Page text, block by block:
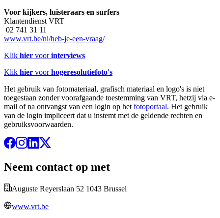
Voor kijkers, luisteraars en surfers
Klantendienst VRT
02 741 31 11
www.vrt.be/nl/heb-je-een-vraag/
Klik hier voorinterviews
Klik hier voorhogeresolutiefoto's
Het gebruik van fotomateriaal, grafisch materiaal en logo's is niet
toegestaan zonder voorafgaande toestemming van VRT, hetzij via e-
mail of na ontvangst van een login op het fotoportaal. Het gebruik
van de login impliceert dat u instemt met de geldende rechten en
gebruiksvoorwaarden.
Neem contact op met
Auguste Reyerslaan 52 1043 Brussel
www.vrt.be